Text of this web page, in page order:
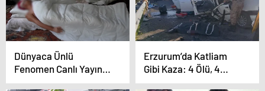
Dünyaca Ünlü
Fenomen Canlı Yayında
Hayatını Kaybetti
Erzurum’da Katliam
Gibi Kaza: 4 Ölü, 4
Yaralı